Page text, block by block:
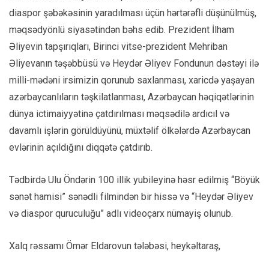
diaspor şəbəkəsinin yaradılması üçün hərtərəfli düşünülmüş,
məqsədyönlü siyasətindən bəhs edib. Prezident İlham
Əliyevin tapşırıqları, Birinci vitse-prezident Mehriban
Əliyevanın təşəbbüsü və Heydər Əliyev Fondunun dəstəyi ilə
milli-mədəni irsimizin qorunub saxlanması, xaricdə yaşayan
azərbaycanlıların təşkilatlanması, Azərbaycan həqiqətlərinin
dünya ictimaiyyətinə çatdırılması məqsədilə ardıcıl və
davamlı işlərin görüldüyünü, müxtəlif ölkələrdə Azərbaycan
evlərinin açıldığını diqqətə çatdırıb.
Tədbirdə Ulu Öndərin 100 illik yubileyinə həsr edilmiş “Böyük
sənət hamisi” sənədli filmindən bir hissə və “Heydər Əliyev
və diaspor quruculuğu” adlı videoçarx nümayiş olunub.
Xalq rəssamı Ömər Eldarovun tələbəsi, heykəltaraş,